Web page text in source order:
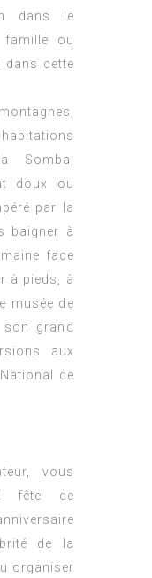
dans le
famille ou
dans cette
Somba,
doux ou
par la
baigner à
face
à pieds, à
musée de
grand
aux
de
vous
fête de
de la
organiser